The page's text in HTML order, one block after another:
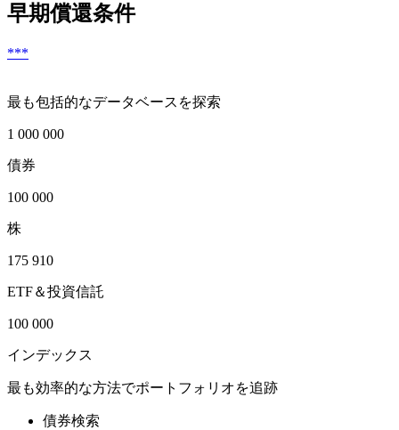
早期償還条件
***
最も包括的なデータベースを探索
1 000 000
債券
100 000
株
175 910
ETF＆投資信託
100 000
インデックス
最も効率的な方法でポートフォリオを追跡
債券検索